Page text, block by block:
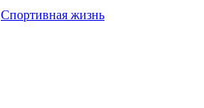
Спортивная жизнь